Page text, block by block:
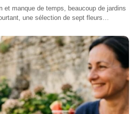
et manque de temps, beaucoup de jardins
une sélection de sept fleurs…